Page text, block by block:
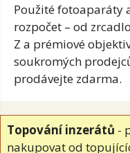
Použité fotoaparáty
rozpočet – od
Z a prémiové
soukromých
prodávejte zdarma.
Topování inzerátů -
nakupovat od